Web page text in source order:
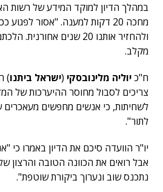
במהלך הדיון למוקד המידע של רשות
מחכה 20 דקות למענה. "אסור
ולהחזיר אותנו 20 שנים
מקלב.
ח"כיוליה מלינובסקי (ישראל ביתנו)
צריכים לסבול מחוסר ההיערכות של
לשחיתות, כי אנשים מחפשים מעאכרים
לתור".
יו"ר הוועדה סיכם את הדיון באמרו כי
אבל רואים את הכוונה הטובה והרצון
נתכנס שוב ונערוך ביקורת שוטפת".